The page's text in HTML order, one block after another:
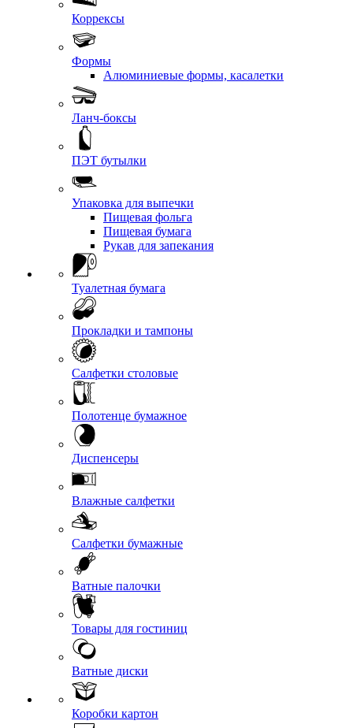
Коррексы
Формы
Алюминиевые формы, касалетки
Ланч-боксы
ПЭТ бутылки
Упаковка для выпечки
Пищевая фольга
Пищевая бумага
Рукав для запекания
Туалетная бумага
Прокладки и тампоны
Салфетки столовые
Полотенце бумажное
Диспенсеры
Влажные салфетки
Салфетки бумажные
Ватные палочки
Товары для гостиниц
Ватные диски
Коробки картон